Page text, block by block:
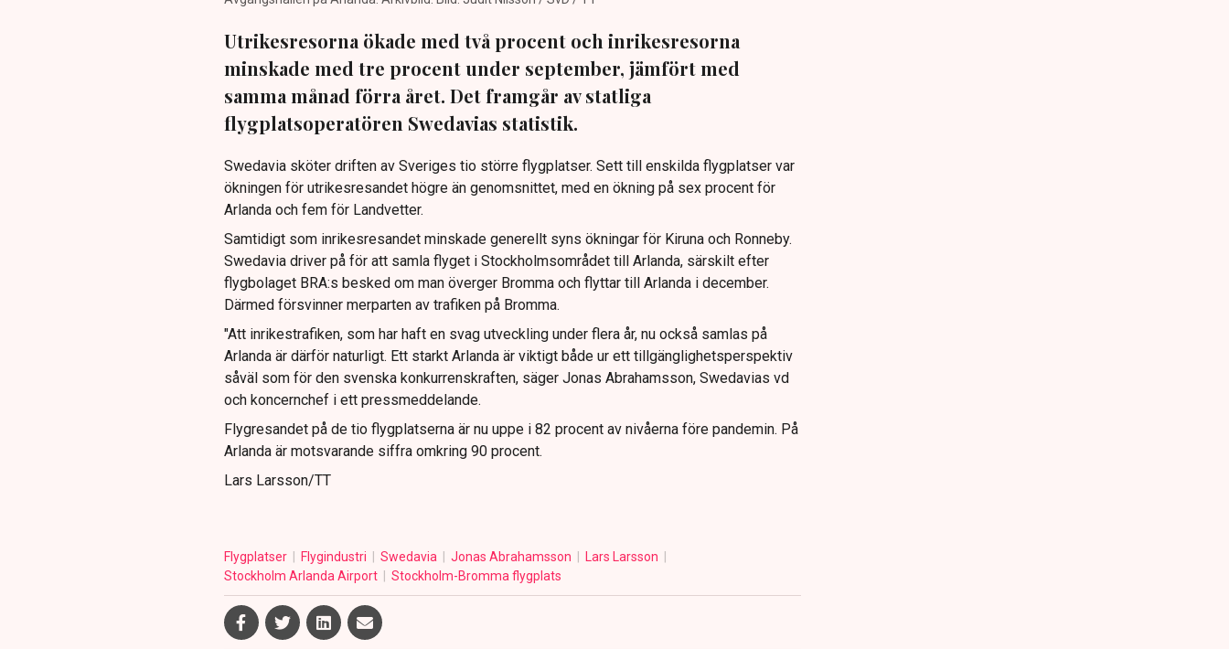
Utrikesresorna ökade med två procent och inrikesresorna
minskade med tre procent under september, jämfört med
samma månad förra året. Det framgår av statliga
flygplatsoperatören Swedavias statistik.
Swedavia sköter driften av Sveriges tio större flygplatser. Sett till enskilda flygplatser var
ökningen för utrikesresandet högre än genomsnittet, med en ökning på sex procent för
Arlanda och fem för Landvetter.
Samtidigt som inrikesresandet minskade generellt syns ökningar för Kiruna och Ronneby.
Swedavia driver på för att samla flyget i Stockholmsområdet till Arlanda, särskilt efter
flygbolaget BRA:s besked om man överger Bromma och flyttar till Arlanda i december.
Därmed försvinner merparten av trafiken på Bromma.
"Att inrikestrafiken, som har haft en svag utveckling under flera år, nu också samlas på
Arlanda är därför naturligt. Ett starkt Arlanda är viktigt både ur ett tillgänglighetsperspektiv
såväl som för den svenska konkurrenskraften, säger Jonas Abrahamsson, Swedavias vd
och koncernchef i ett pressmeddelande.
Flygresandet på de tio flygplatserna är nu uppe i 82 procent av nivåerna före pandemin. På
Arlanda är motsvarande siffra omkring 90 procent.
Lars Larsson/TT
Flygplatser Flygindustri Swedavia Jonas Abrahamsson
Lars Larsson
Stockholm Arlanda Airport
Stockholm-Bromma flygplats